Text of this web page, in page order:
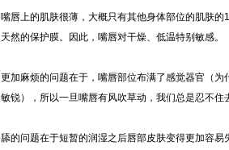
嘴唇上的肌肤很薄，大概只有其他身体部位的肌肤
天然的保护膜。因此，嘴唇对干燥、低温特别敏感。
更加麻烦的问题在于，嘴唇部位布满了感觉器官（
敏锐），所以一旦嘴唇有风吹草动，我们总是忍不住
舔的问题在于短暂的润湿之后唇部皮肤变得更加容易